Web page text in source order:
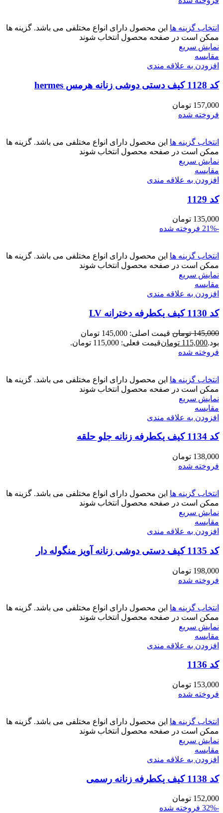
انتخاب گزینه ها این محصول دارای انواع مختلفی می باشد. گزینه ها
ممکن است در صفحه محصول انتخاب شوند
نمایش سریع
مقايسه
افزودن به علاقه مندی
کد 1128 کیف دستی دوشی زنانه هرمس hermes
157,000 تومان
فروخته شده
انتخاب گزینه ها این محصول دارای انواع مختلفی می باشد. گزینه ها
ممکن است در صفحه محصول انتخاب شوند
نمایش سریع
مقايسه
افزودن به علاقه مندی
کد 1129
135,000 تومان
-21%
فروخته شده
انتخاب گزینه ها این محصول دارای انواع مختلفی می باشد. گزینه ها
ممکن است در صفحه محصول انتخاب شوند
نمایش سریع
مقايسه
افزودن به علاقه مندی
کد 1130 کیف یکطرفه دخترانه LV
145,000 تومان
قیمت اصلی: 145,000 تومان
بود.115,000 تومانقیمت فعلی: 115,000 تومان.
فروخته شده
انتخاب گزینه ها این محصول دارای انواع مختلفی می باشد. گزینه ها
ممکن است در صفحه محصول انتخاب شوند
نمایش سریع
مقايسه
افزودن به علاقه مندی
کد 1134 کیف یکطرفه زنانه جلو حلقه
138,000 تومان
فروخته شده
انتخاب گزینه ها این محصول دارای انواع مختلفی می باشد. گزینه ها
ممکن است در صفحه محصول انتخاب شوند
نمایش سریع
مقايسه
افزودن به علاقه مندی
کد 1135 کیف دستی دوشی زنانه آویز منگوله دار
198,000 تومان
فروخته شده
انتخاب گزینه ها این محصول دارای انواع مختلفی می باشد. گزینه ها
ممکن است در صفحه محصول انتخاب شوند
نمایش سریع
مقايسه
افزودن به علاقه مندی
کد 1136
153,000 تومان
فروخته شده
انتخاب گزینه ها این محصول دارای انواع مختلفی می باشد. گزینه ها
ممکن است در صفحه محصول انتخاب شوند
نمایش سریع
مقايسه
افزودن به علاقه مندی
کد 1138 کیف یکطرفه زنانه رسمی
152,000 تومان
-32%
فروخته شده